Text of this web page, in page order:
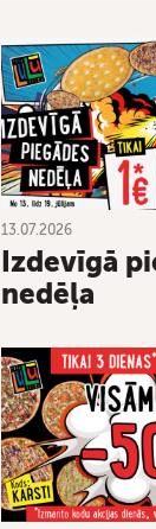
13.07.2026
Izdevīgā
nedēļa